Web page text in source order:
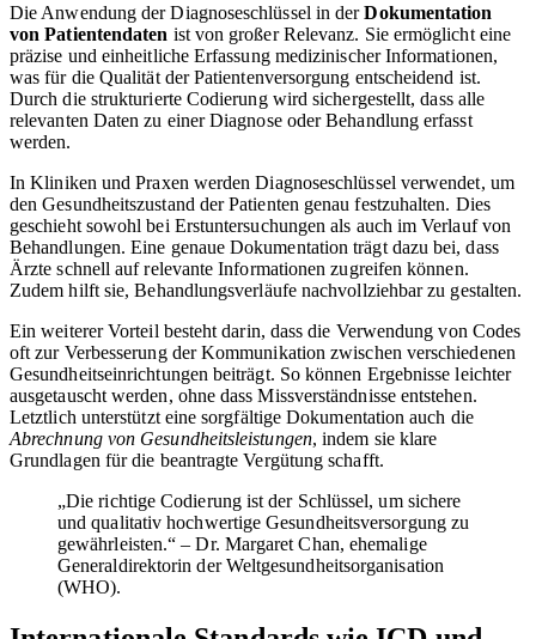
Die Anwendung der Diagnoseschlüssel in derDokumentation
von Patientendaten ist von großer Relevanz. Sie ermöglicht eine
präzise und einheitliche Erfassung medizinischer Informationen,
was für die Qualität der Patientenversorgung entscheidend ist.
Durch die strukturierte Codierung wird sichergestellt, dass alle
relevanten Daten zu einer Diagnose oder Behandlung erfasst
werden.
In Kliniken und Praxen werden Diagnoseschlüssel verwendet, um
den Gesundheitszustand der Patienten genau festzuhalten. Dies
geschieht sowohl bei Erstuntersuchungen als auch im Verlauf von
Behandlungen. Eine genaue Dokumentation trägt dazu bei, dass
Ärzte schnell auf relevante Informationen zugreifen können.
Zudem hilft sie, Behandlungsverläufe nachvollziehbar zu gestalten.
Ein weiterer Vorteil besteht darin, dass die Verwendung von Codes
oft zur Verbesserung der Kommunikation zwischen verschiedenen
Gesundheitseinrichtungen beiträgt. So können Ergebnisse leichter
ausgetauscht werden, ohne dass Missverständnisse entstehen.
Letztlich unterstützt eine sorgfältige Dokumentation auch die
Abrechnung von Gesundheitsleistungen, indem sie klare
Grundlagen für die beantragte Vergütung schafft.
„Die richtige Codierung ist der Schlüssel, um sichere
und qualitativ hochwertige Gesundheitsversorgung zu
gewährleisten.“ – Dr. Margaret Chan, ehemalige
Generaldirektorin der Weltgesundheitsorganisation
(WHO).